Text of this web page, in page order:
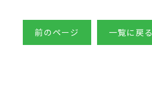
前のページ 一覧に戻る